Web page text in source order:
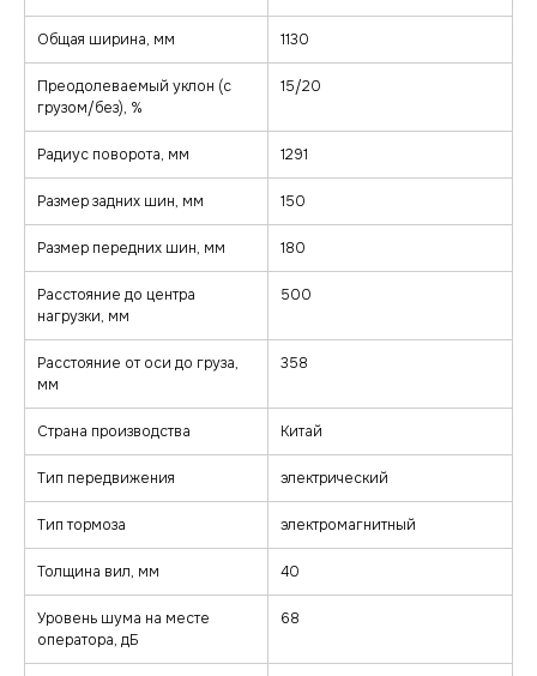
Общая ширина, мм 1130
Преодолеваемый уклон (с
грузом/без), %
15/20
Радиус поворота, мм 1291
Размер задних шин, мм 150
Размер передних шин, мм 180
Расстояние до центра
нагрузки, мм
500
Расстояние от оси до груза,
мм
358
Страна производства Китай
Тип передвижения электрический
Тип тормоза электромагнитный
Толщина вил, мм 40
Уровень шума на месте
оператора, дБ
68
zakaz@minkar.su